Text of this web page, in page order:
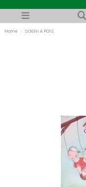
Home SOGNI A POIS